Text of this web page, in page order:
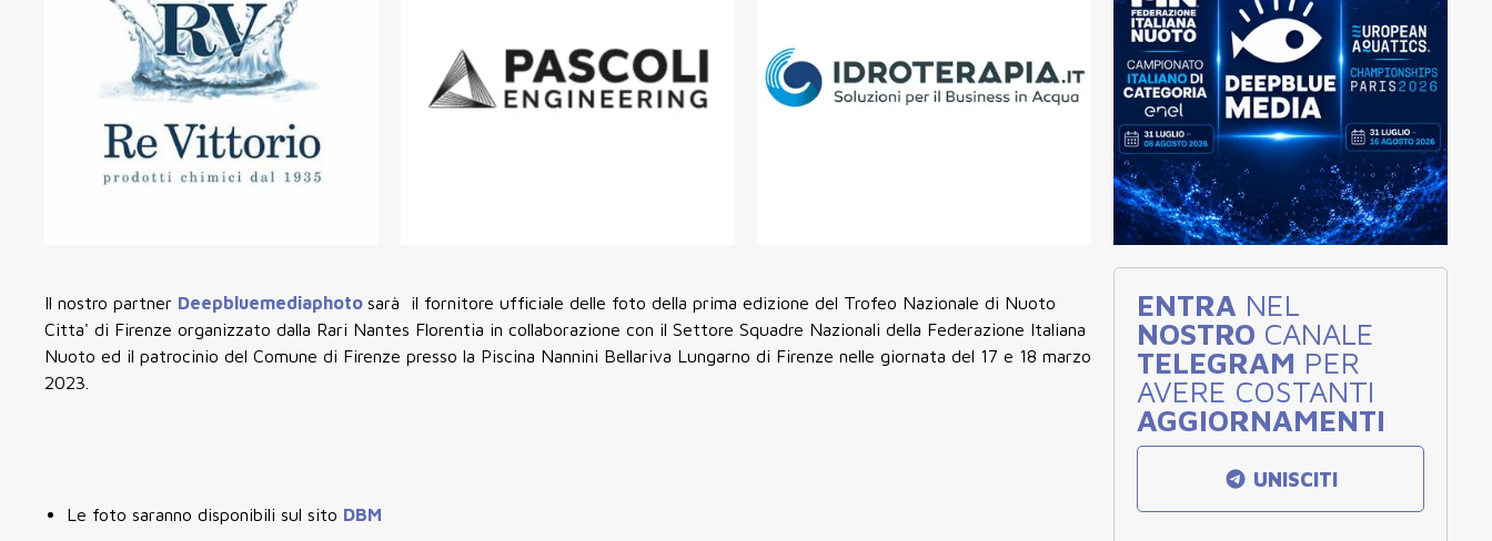
Il nostro partner Deepbluemediaphoto sarà il fornitore ufficiale delle foto della prima edizione del Trofeo Nazionale di Nuoto
Citta' di Firenze organizzato dalla Rari Nantes Florentia in collaborazione con il Settore Squadre Nazionali della Federazione Italiana
Nuoto ed il patrocinio del Comune di Firenze presso la Piscina Nannini Bellariva Lungarno di Firenze nelle giornata del 17 e 18 marzo
2023.
Le foto saranno disponibili sul sito DBM
ENTRA NEL
NOSTRO CANALE
TELEGRAM PER
AVERE COSTANTI
AGGIORNAMENTI
UNISCITI